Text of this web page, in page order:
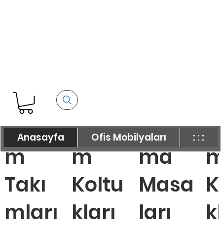
Anasayfa Ofis Mobilyaları : : :
Maka
m
Takı
mları
Maka
m
Koltu
kları
Çalış
ma
Masa
ları